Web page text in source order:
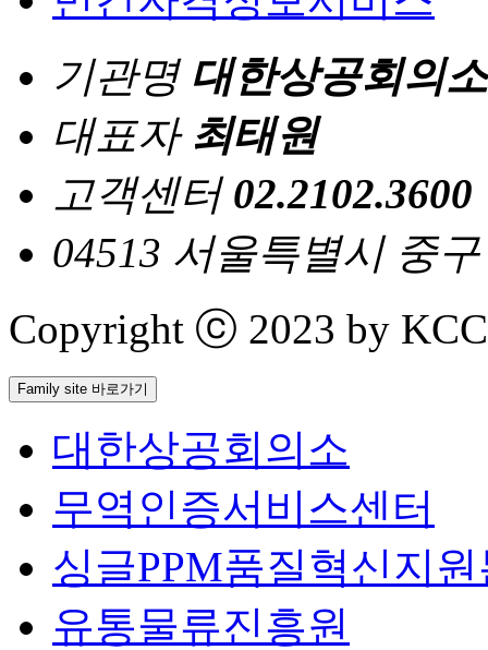
기관명 대한상공회의소
대표자 최태원
고객센터 02.2102.3600
04513 서울특별시 중
Copyright ⓒ 2023 by
Family site 바로가기
대한상공회의소
무역인증서비스센터
싱글PPM품질혁신지
유통물류진흥원